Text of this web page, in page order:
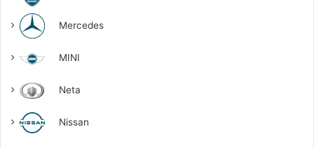
Mercedes
MINI
Neta
Nissan